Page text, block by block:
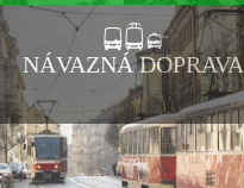
NÁVAZNÁ DOPRAVA